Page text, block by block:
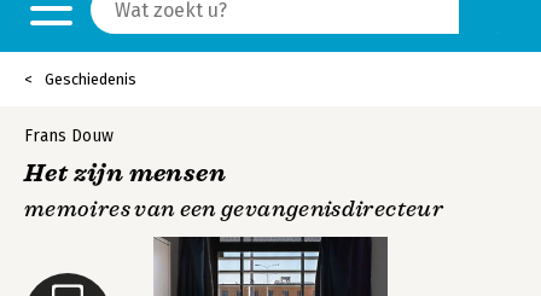
Geschiedenis
Frans Douw
Het zijn mensen
memoires van een gevangenisdirecteur